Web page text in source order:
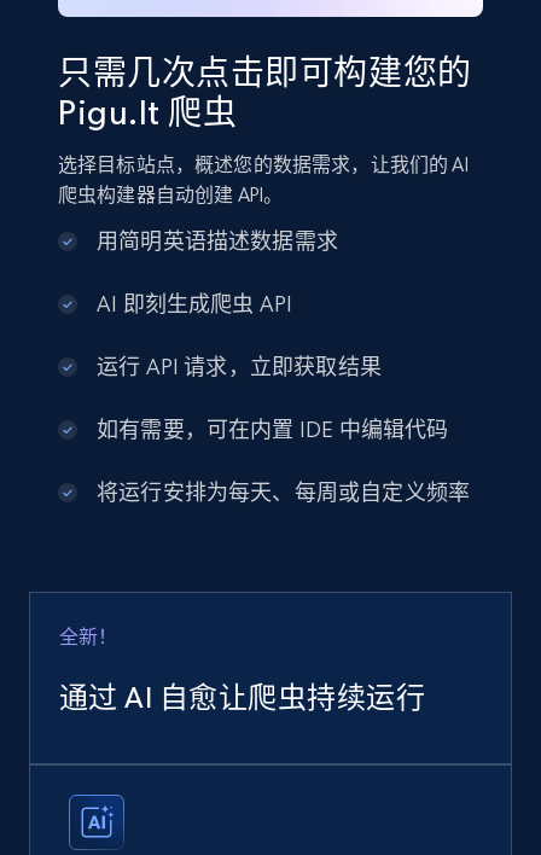
只需几次点击即可构建您的
Pigu.lt 爬虫
选择目标站点，概述您的数据需求，让我们的 AI
爬虫构建器自动创建 API。
用简明英语描述数据需求
AI 即刻生成爬虫 API
运行 API 请求，立即获取结果
如有需要，可在内置 IDE 中编辑代码
将运行安排为每天、每周或自定义频率
全新！
通过 AI 自愈让爬虫持续运行